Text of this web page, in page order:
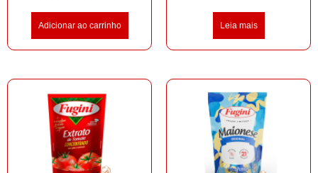
Adicionar ao carrinho Leia mais